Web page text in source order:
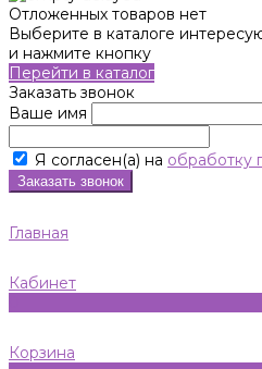
Отложенных товаров нет
Выберите в каталоге
и нажмите кнопку
Перейти в каталог
Заказать звонок
Ваше имя
Я согласен(а) на обработку
Заказать звонок
Главная
Кабинет
Корзина